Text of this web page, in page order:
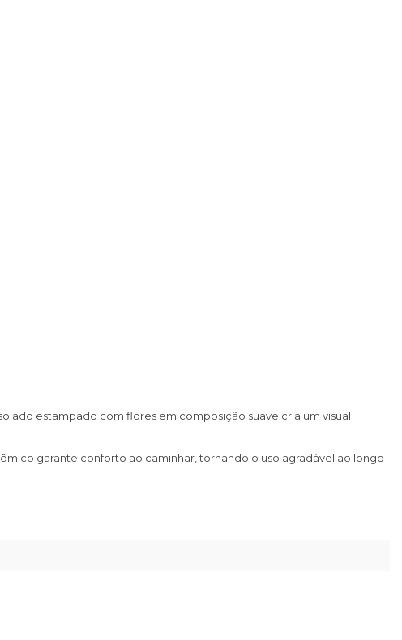
estampado com flores em composição suave cria um visual
garante conforto ao caminhar, tornando o uso agradável ao longo